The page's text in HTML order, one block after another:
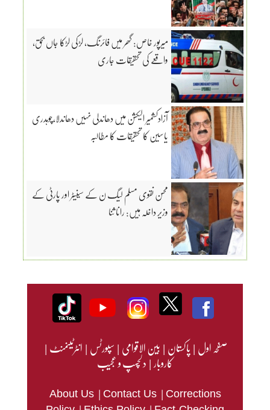
میرپور خاص: گھر میں فائرنگ، لڑکی لڑکا جاں بحق،
واقعے کی تحقیقات جاری
آزادکشمیر الیکشن میں دھاندلی نہیں دھاندلا،چوہدری
یاسین کا تحقیقات کا مطالبہ
محسن نقوی مسلم لیگ ن کے سینیٹر اور پارٹی کے
وزیر داخلہ ہیں: رانا ثنا
صفحہ اول|پاکستان|بین الاقوامی|سپورٹس|انٹرٹینمنٹ|
کاروبار|دلچسپ و عجیب
About Us | Contact Us | Corrections